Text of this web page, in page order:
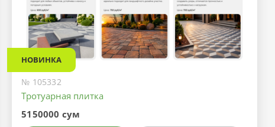
НОВИНКА
№ 105332
Тротуарная плитка
5150000 сум